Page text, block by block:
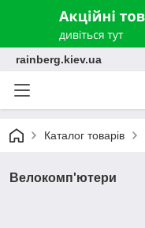
rainberg.kiev.ua
Каталог товарів
Велокомп'ютери